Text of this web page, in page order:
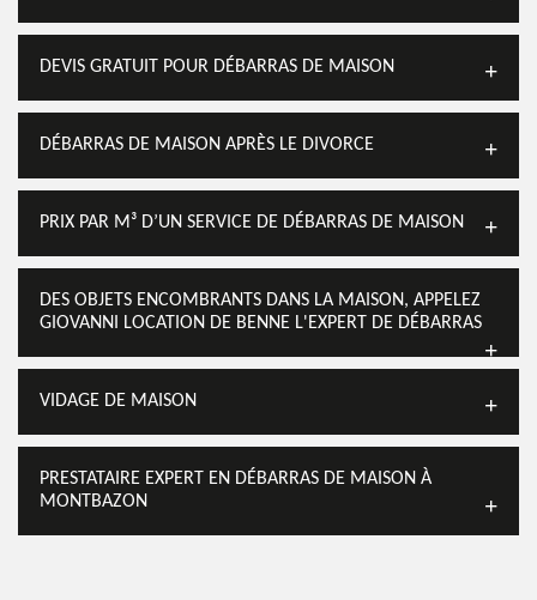
DEVIS GRATUIT POUR DÉBARRAS DE MAISON
DÉBARRAS DE MAISON APRÈS LE DIVORCE
PRIX PAR M³ D’UN SERVICE DE DÉBARRAS DE MAISON
DES OBJETS ENCOMBRANTS DANS LA MAISON, APPELEZ
GIOVANNI LOCATION DE BENNE L'EXPERT DE DÉBARRAS
VIDAGE DE MAISON
PRESTATAIRE EXPERT EN DÉBARRAS DE MAISON À
MONTBAZON